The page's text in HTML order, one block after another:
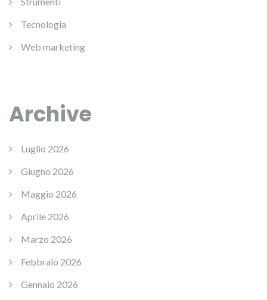
Tecnologia
Web marketing
Archive
Luglio 2026
Giugno 2026
Maggio 2026
Aprile 2026
Marzo 2026
Febbraio 2026
Gennaio 2026